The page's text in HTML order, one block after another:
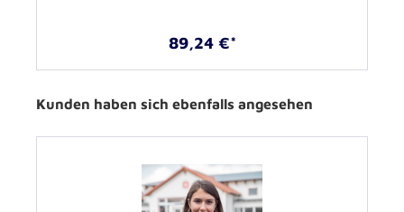
89,24 €*
Kunden haben sich ebenfalls angesehen